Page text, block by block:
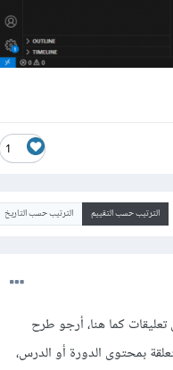
1
الترتيب حسب التقييم الترتيب حسب التاريخ
كما هنا، أرجو طرح
بمحتوى الدورة أو الدرس،